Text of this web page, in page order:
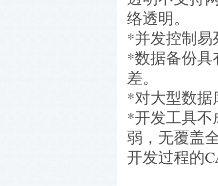
络透明。
*并发控制易
*数据备份具
差。
*对大型数据
*开发工具不
弱，无覆盖
开发过程的